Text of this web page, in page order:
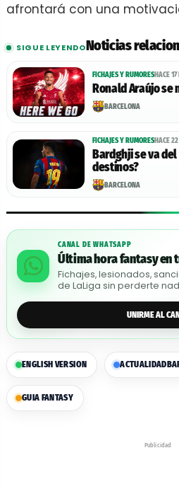
afrontará con una
SIGUE LEYENDONoticias
FICHAJES Y RUMORESHACE
Ronald Araújo
BARCELONA
FICHAJES Y RUMORESHACE
Bardghji se va
destinos?
BARCELONA
CANAL DE WHATSAPP
Última hora fantasy en
Fichajes, lesionados,
de LaLiga sin perderte
UNIRME AL
ENGLISH VERSION ACTUALIDAD
GUIA FANTASY
Publicidad